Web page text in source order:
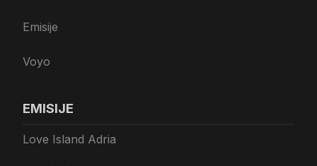
Emisije
Voyo
EMISIJE
Love Island Adria